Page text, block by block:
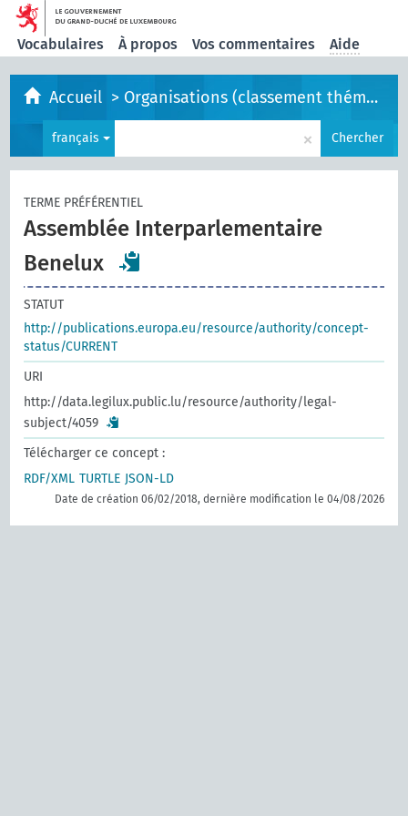
Vocabulaires À propos Vos commentaires Aide
Accueil > Organisations (classement thématique)
français × Chercher
TERME PRÉFÉRENTIEL
Assemblée Interparlementaire
Benelux
STATUT
http://publications.europa.eu/resource/authority/concept-
status/CURRENT
URI
http://data.legilux.public.lu/resource/authority/legal-
subject/4059
Télécharger ce concept :
RDF/XML TURTLE JSON-LD
Date de création 06/02/2018, dernière modification le 04/08/2026